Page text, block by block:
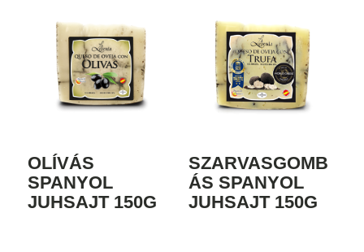
OLÍVÁS
SPANYOL
JUHSAJT 150G
SZARVASGOMB
ÁS SPANYOL
JUHSAJT 150G